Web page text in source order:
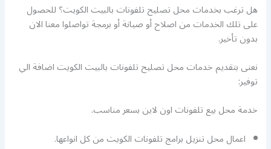
هل ترغب بخدمات محل تصليح تلفونات بالبيت الكويت؟ للحصول
على تلك الخدمات من اصلاح أو صيانة أو برمجة تواصلوا معنا الان
بدون تأخير.
نعنى بتقديم خدمات محل تصليح تلفونات بالبيت الكويت اضافة الي
توفير:
خدمة محل بيع تلفونات اون لاين بسعر مناسب.
اعمال محل تنزيل برامج تلفونات الكويت من كل انواعها.